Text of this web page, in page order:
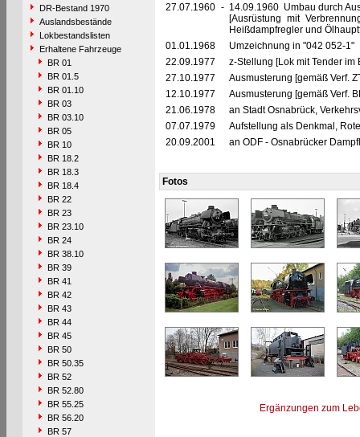
DR-Bestand 1970
Auslandsbestände
Lokbestandslisten
Erhaltene Fahrzeuge
BR 01
BR 01.5
BR 01.10
BR 03
BR 03.10
BR 05
BR 10
BR 18.2
BR 18.3
BR 18.4
BR 22
BR 23
BR 23.10
BR 24
BR 38.10
BR 39
BR 41
BR 42
BR 43
BR 44
BR 45
BR 50
BR 50.35
BR 52
BR 52.80
BR 55.25
BR 56.20
BR 57
27.07.1960 - 14.09.1960 Umbau durch
[Ausrüstung mit
Heißdampfregler und
01.01.1968
Umzeichnung in "042 052-1"
22.09.1977
z-Stellung [Lok mit Tender im
27.10.1977
Ausmusterung [gemäß Verf.
12.10.1977
Ausmusterung [gemäß Verf.
21.06.1978
an Stadt Osnabrück,
07.07.1979
Aufstellung als Denkmal,
20.09.2001
an ODF - Osnabrücker
Fotos
Ergänzungen zum